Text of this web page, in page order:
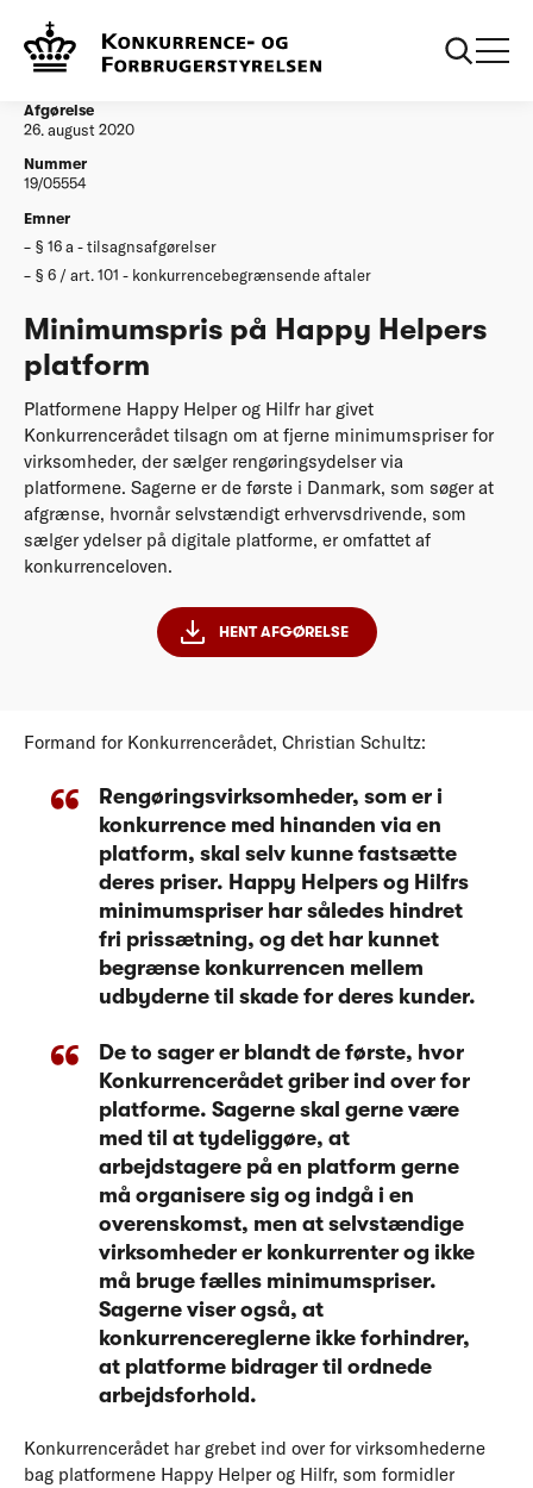
Afgørelser
platform
Afgørelse
26. august 2020
Nummer
19/05554
Emner
§ 16 a - tilsagnsafgørelser
§ 6 / art. 101 - konkurrencebegrænsende aftaler
Minimumspris på Happy Helpers
platform
Platformene Happy Helper og Hilfr har givet
Konkurrencerådet tilsagn om at fjerne minimumspriser for
virksomheder, der sælger rengøringsydelser via
platformene. Sagerne er de første i Danmark, som søger at
afgrænse, hvornår selvstændigt erhvervsdrivende, som
sælger ydelser på digitale platforme, er omfattet af
konkurrenceloven.
HENT AFGØRELSE
Formand for Konkurrencerådet, Christian Schultz:
Rengøringsvirksomheder, som er i
konkurrence med hinanden via en
platform, skal selv kunne fastsætte
deres priser. Happy Helpers og Hilfrs
minimumspriser har således hindret
fri prissætning, og det har kunnet
begrænse konkurrencen mellem
udbyderne til skade for deres kunder.
De to sager er blandt de første, hvor
Konkurrencerådet griber ind over for
platforme. Sagerne skal gerne være
med til at tydeliggøre, at
arbejdstagere på en platform gerne
må organisere sig og indgå i en
overenskomst, men at selvstændige
virksomheder er konkurrenter og ikke
må bruge fælles minimumspriser.
Sagerne viser også, at
konkurrencereglerne ikke forhindrer,
at platforme bidrager til ordnede
arbejdsforhold.
Konkurrencerådet har grebet ind over for virksomhederne
bag platformene Happy Helper og Hilfr, som formidler